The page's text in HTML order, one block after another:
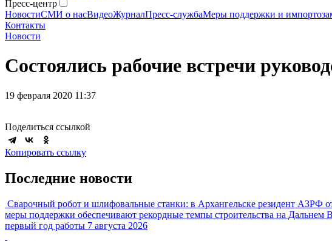
Пресс-центр
НовостиСМИ о насВидеоЖурналПресс-службаМеры поддержки и
Контакты
Новости
Состоялись рабочие встречи
19 февраля 2020 11:37
Поделиться ссылкой
Копировать ссылку
Последние новости
Сварочный робот и шлифовальные станки: в Архангельске резидент АЗРФ
меры поддержки обеспечивают рекордные темпы строительства на Дальнем
первый год работы 7 августа 2026